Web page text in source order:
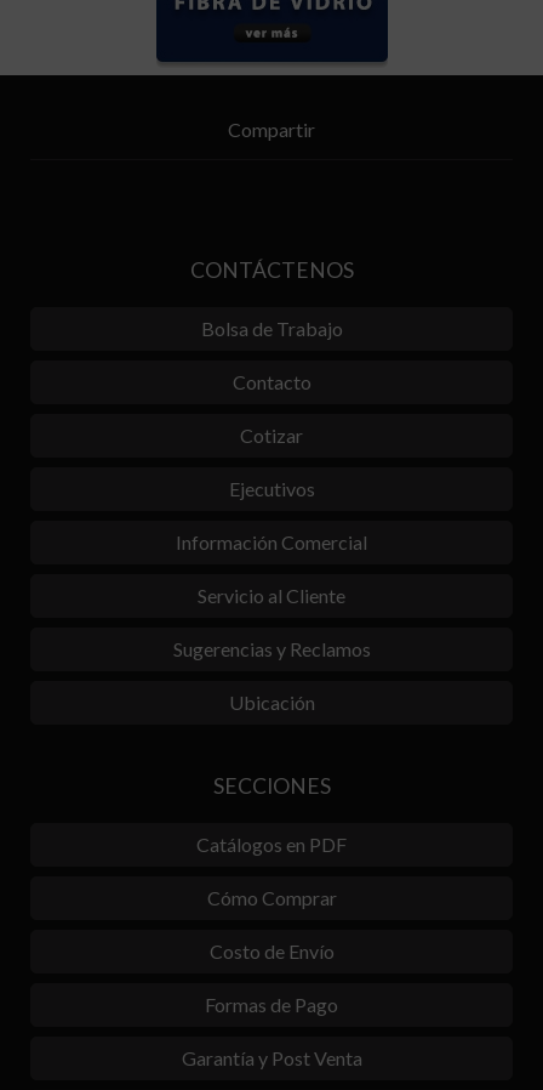
Compartir
CONTÁCTENOS
Bolsa de Trabajo
Contacto
Cotizar
Ejecutivos
Información Comercial
Servicio al Cliente
Sugerencias y Reclamos
Ubicación
SECCIONES
Catálogos en PDF
Cómo Comprar
Costo de Envío
Formas de Pago
Garantía y Post Venta